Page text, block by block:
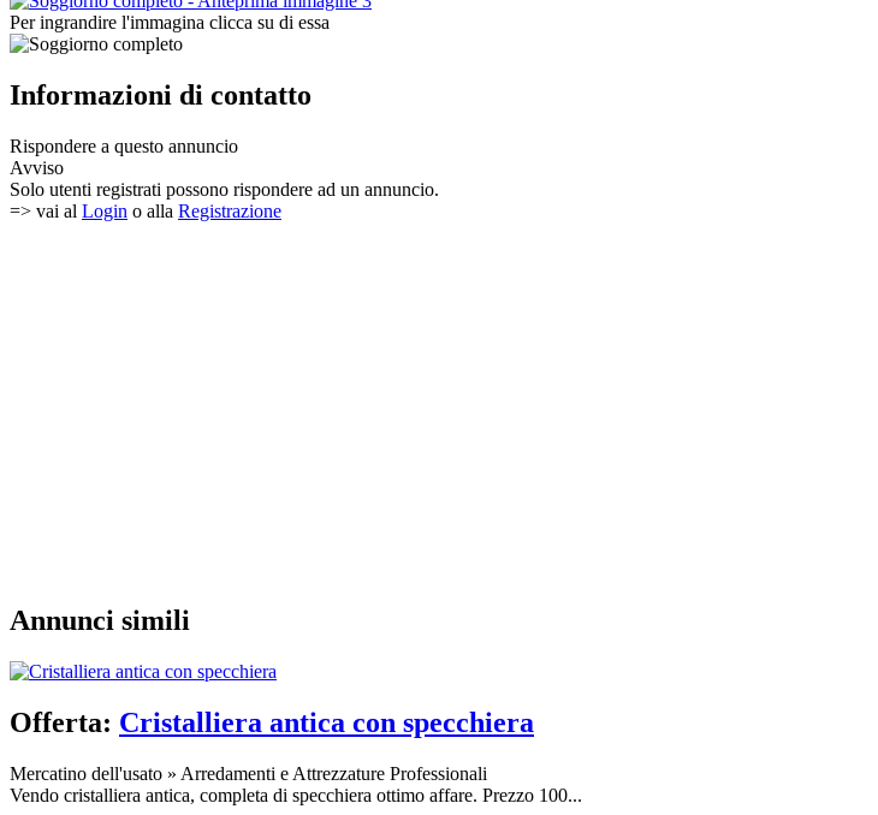
Per ingrandire l'immagina clicca su di essa
Informazioni di contatto
Rispondere a questo annuncio
Avviso
Solo utenti registrati possono rispondere ad un annuncio.
=> vai al Login o alla Registrazione
Annunci simili
Offerta: Cristalliera antica con specchiera
Mercatino dell'usato » Arredamenti e Attrezzature Professionali
Vendo cristalliera antica, completa di specchiera ottimo affare. Prezzo 100...